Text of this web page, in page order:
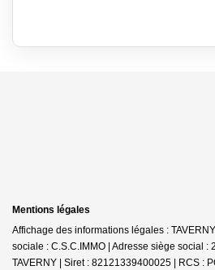
Mentions légales
Affichage des informations légales :
sociale : C.S.C.IMMO | Adresse siège social :
TAVERNY | Siret : 82121339400025 | RCS :